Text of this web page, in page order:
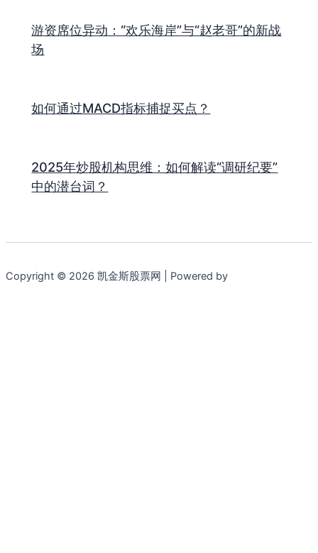
游资席位异动：“欢乐海岸”与“赵老哥”的新战
场
如何通过MACD指标捕捉买点？
2025年炒股机构思维：如何解读“调研纪要”
中的潜台词？
Copyright © 2026 凯金斯股票网 | Powered by